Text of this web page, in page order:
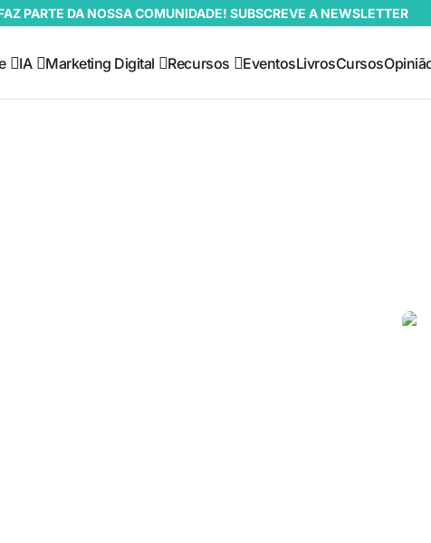
PARTE DA NOSSA COMUNIDADE! SUBSCREVE A NEWSLETTER
IA Marketing Digital Recursos EventosLivrosCursos